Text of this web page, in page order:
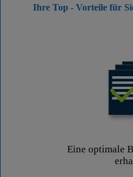
Ihre Top - Vorteile für
Eine optimale